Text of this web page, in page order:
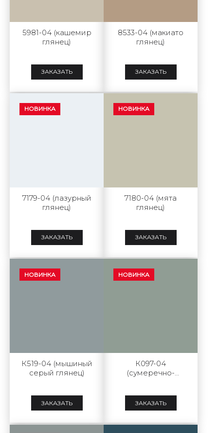
5981-04 (кашемир
глянец)
ЗАКАЗАТЬ
8533-04 (макиато
глянец)
ЗАКАЗАТЬ
НОВИНКА
7179-04 (лазурный
глянец)
ЗАКАЗАТЬ
НОВИНКА
7180-04 (мята
глянец)
ЗАКАЗАТЬ
НОВИНКА
К519-04 (мышиный
серый глянец)
ЗАКАЗАТЬ
НОВИНКА
К097-04
(сумеречно-
ЗАКАЗАТЬ